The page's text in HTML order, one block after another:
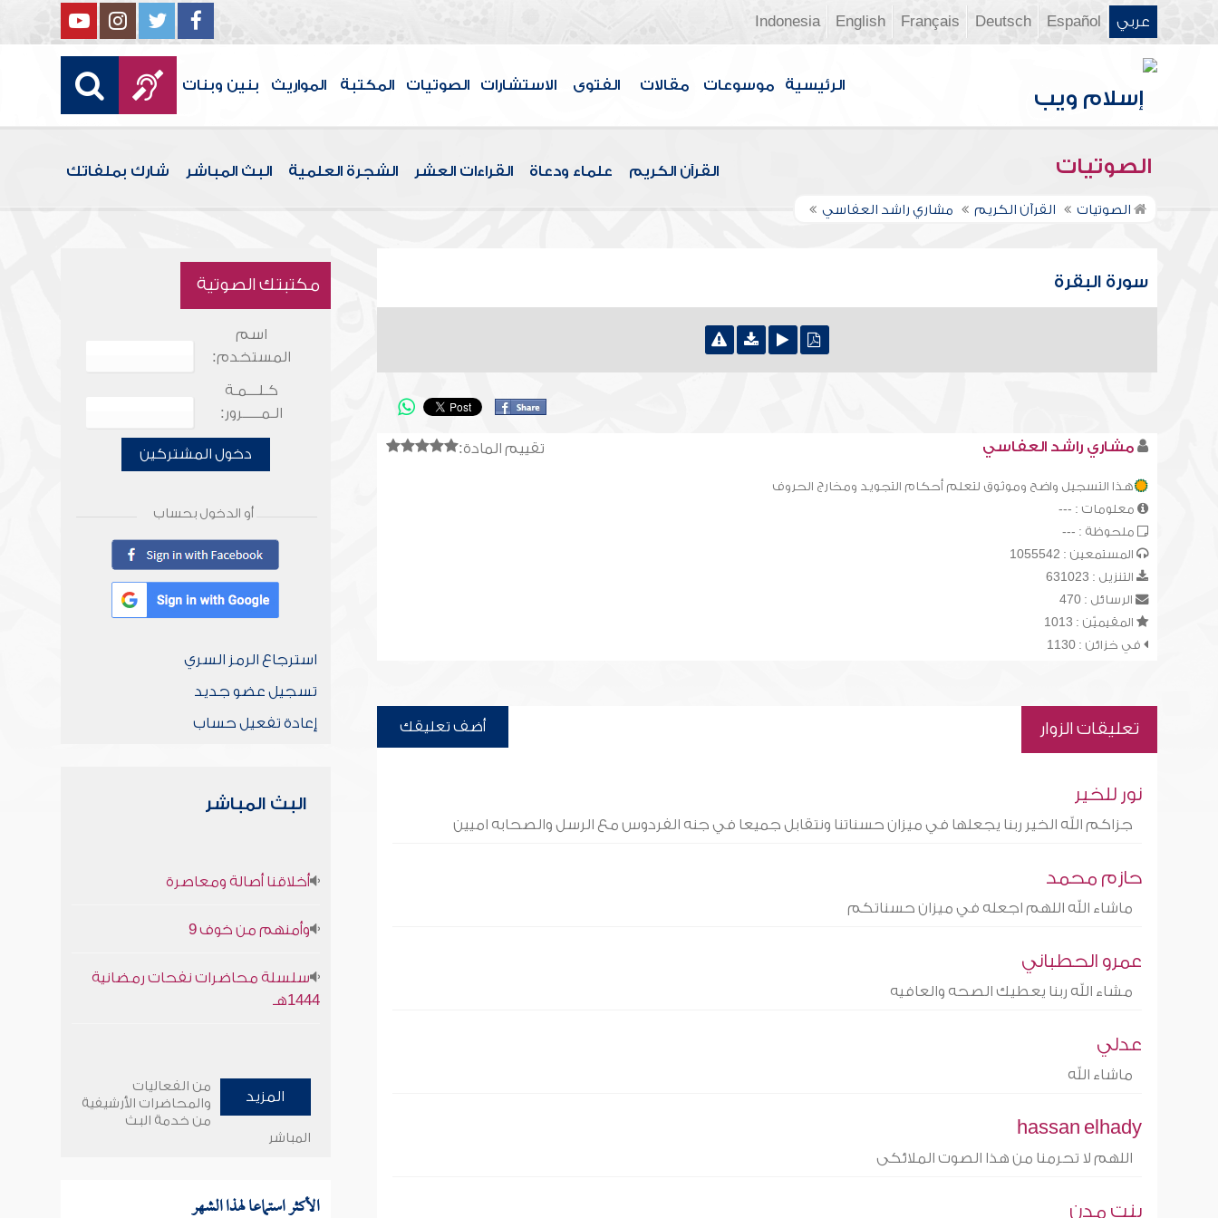
عربي Español
Deutsch
Français
English
Indonesia
الرئيسية موسوعات مقالات الفتوى الاستشارات الصوتيات المكتبة المواريث بنين وبنات
الصوتيات القرآن الكريم علماء ودعاة القراءات العشر الشجرة العلمية البث المباشر شارك بملفاتك
الصوتيات القرآن الكريم مشاري راشد العفاسي
سورة البقرة
تقييم المادة: مشاري راشد العفاسي
هذا التسجيل واضح وموثوق لتعلم أحكام التجويد ومخارج الحروف
معلومات : ---
ملحوظة : ---
المستمعين : 1055542
التنزيل : 631023
الرسائل : 470
المقيميّن : 1013
في خزائن : 1130
تعليقات الزوار أضف تعليقك
نور للخير
جزاكم الله الخير ربنا يجعلها في ميزان حسناتنا ونتقابل جميعا في جنه الفردوس مع الرسل والصحابه اميين
حازم محمد
ماشاء الله اللهم اجعله في ميزان حسناتكم
عمرو الحطباني
مشاء الله ربنا يعطيك الصحه والعافيه
عدلي
ماشاء الله
hassan elhady
اللهم لا تحرمنا من هذا الصوت الملائكى
بنت مدن
مكتبتك الصوتية
اسم
المستخدم:
كـلـــمـة
الـمـــــرور:
دخول المشتركين
أو الدخول بحساب
استرجاع الرمز السري
تسجيل عضو جديد
إعادة تفعيل حساب
البث المباشر
أخلاقنا أصالة ومعاصرة
وأمنهم من خوف 9
سلسلة محاضرات نفحات رمضانية
1444هـ
المزيد
من الفعاليات
والمحاضرات الأرشيفية
من خدمة البث
المباشر
الأكثر استماعا لهذا الشهر